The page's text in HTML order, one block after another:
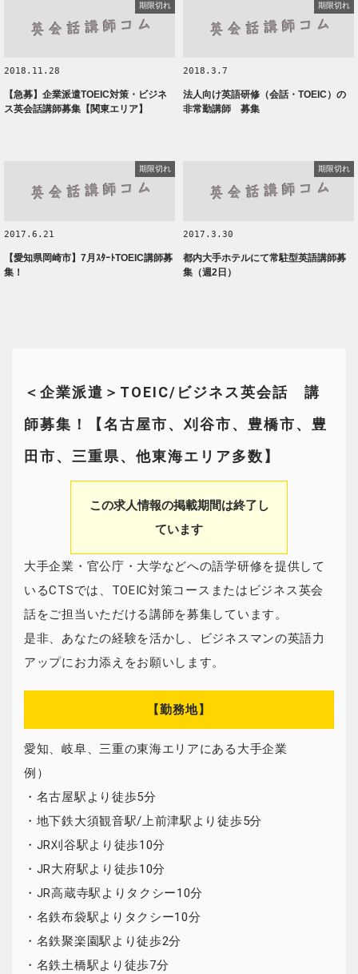
期限切れ
2018.11.28
【急募】企業派遣TOEIC対策・ビジネ
ス英会話講師募集【関東エリア】
期限切れ
2018.3.7
法人向け英語研修（会話・TOEIC）の
非常勤講師 募集
期限切れ
2017.6.21
【愛知県岡崎市】7月ｽﾀｰﾄTOEIC講師募
集！
期限切れ
2017.3.30
都内大手ホテルにて常駐型英語講師募
集（週2日）
＜企業派遣＞TOEIC/ビジネス英会話 講
師募集！【名古屋市、刈谷市、豊橋市、豊
田市、三重県、他東海エリア多数】
この求人情報の掲載期間は終了し
ています
大手企業・官公庁・大学などへの語学研修を提供して
いるCTSでは、TOEIC対策コースまたはビジネス英会
話をご担当いただける講師を募集しています。
是非、あなたの経験を活かし、ビジネスマンの英語力
アップにお力添えをお願いします。
【勤務地】
愛知、岐阜、三重の東海エリアにある大手企業
例）
・名古屋駅より徒歩5分
・地下鉄大須観音駅/上前津駅より徒歩5分
・JR刈谷駅より徒歩10分
・JR大府駅より徒歩10分
・JR高蔵寺駅よりタクシー10分
・名鉄布袋駅よりタクシー10分
・名鉄聚楽園駅より徒歩2分
・名鉄土橋駅より徒歩7分